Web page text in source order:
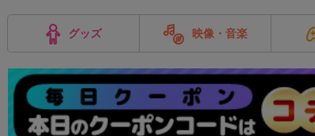
グッズ 映像・音楽